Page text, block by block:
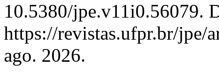
10.5380/jpe.v11i0.56079.
https://revistas.ufpr.br/jpe/
ago. 2026.